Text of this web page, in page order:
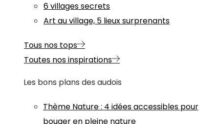
6 villages secrets
Art au village, 5 lieux surprenants
Tous nos tops
Toutes nos inspirations
Les bons plans des audois
Thème Nature: 4 idées accessibles pour
bouger en pleine nature